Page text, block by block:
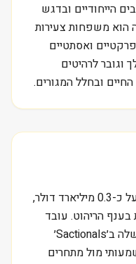
הייחודיים ובדגש
הוא משפחות צעירות
ואסתטיים
וגובר לרהיטים
ובחלל המגורים.
שווי השוק של לאבסאק, העומד על כ-0.3 מיליארד דולר,
הריהוט. עובד
כשמסתכלים על היתרון התחרותי שלה ב׳Sactionals׳
מול מתחרים